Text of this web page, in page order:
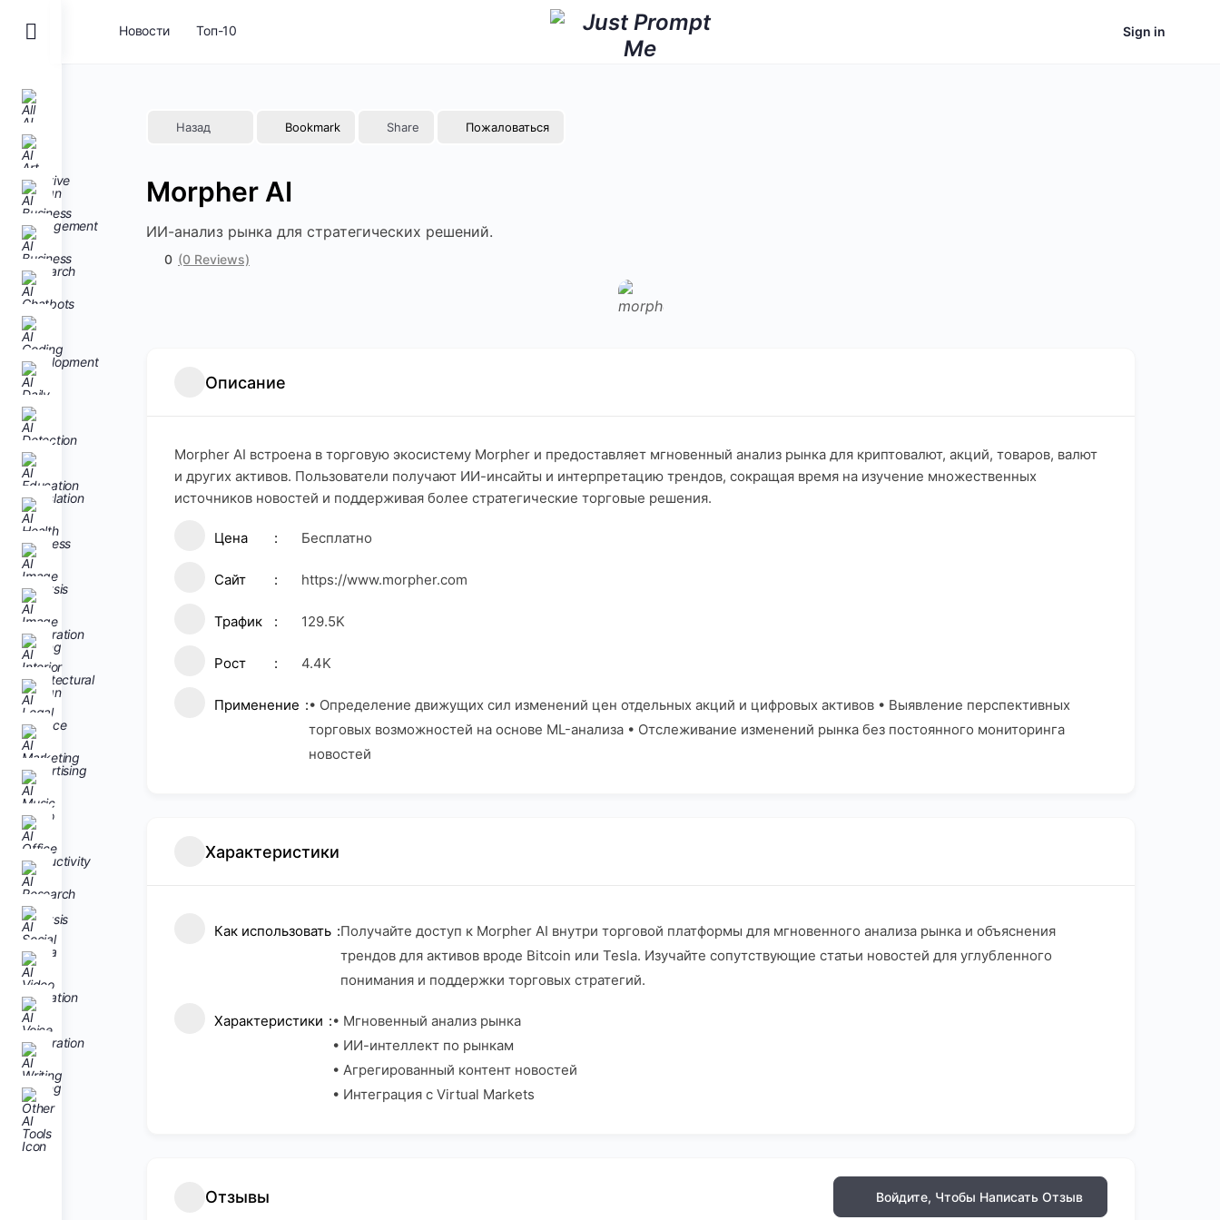
Новости Топ-10 Sign in
Назад Bookmark Share Пожаловаться
Morpher AI
ИИ-анализ рынка для стратегических решений.
0 (0 Reviews)
Описание
Morpher AI встроена в торговую экосистему Morpher и предоставляет мгновенный анализ рынка для криптовалют, акций, товаров, валют
и других активов. Пользователи получают ИИ-инсайты и интерпретацию трендов, сокращая время на изучение множественных
источников новостей и поддерживая более стратегические торговые решения.
Цена Бесплатно
Сайт https://www.morpher.com
Трафик 129.5K
Рост 4.4K
Применение
• Определение движущих сил изменений цен отдельных акций и цифровых активов • Выявление перспективных
торговых возможностей на основе ML-анализа • Отслеживание изменений рынка без постоянного мониторинга
новостей
Характеристики
Как использовать Получайте доступ к Morpher AI внутри торговой платформы для мгновенного анализа рынка и объяснения
трендов для активов вроде Bitcoin или Tesla. Изучайте сопутствующие статьи новостей для углубленного
понимания и поддержки торговых стратегий.
Характеристики
• Мгновенный анализ рынка
• ИИ-интеллект по рынкам
• Агрегированный контент новостей
• Интеграция с Virtual Markets
Отзывы Войдите, Чтобы Написать Отзыв